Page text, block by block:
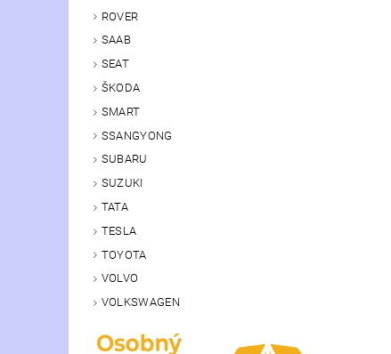
ROVER
SAAB
SEAT
ŠKODA
SMART
SSANGYONG
SUBARU
SUZUKI
TATA
TESLA
TOYOTA
VOLVO
VOLKSWAGEN